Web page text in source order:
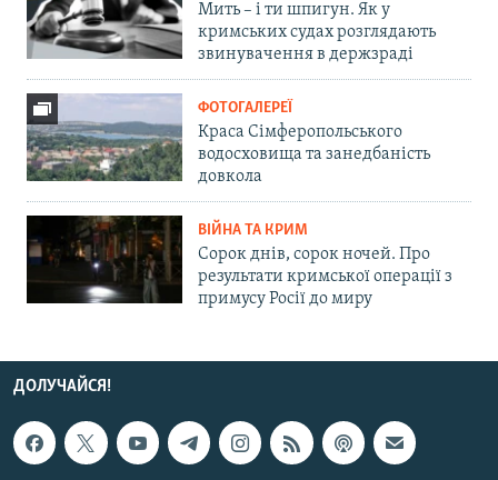
Мить – і ти шпигун. Як у
кримських судах розглядають
звинувачення в держзраді
ФОТОГАЛЕРЕЇ
Краса Сімферопольського
водосховища та занедбаність
довкола
ВІЙНА ТА КРИМ
Сорок днів, сорок ночей. Про
результати кримської операції з
примусу Росії до миру
ДОЛУЧАЙСЯ!